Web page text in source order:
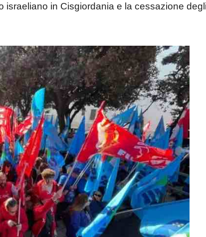
israeliano in Cisgiordania e la cessazione degli